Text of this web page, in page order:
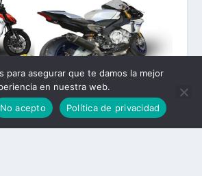
para asegurar que te damos la mejor
en nuestra web.
No acepto Política de privacidad